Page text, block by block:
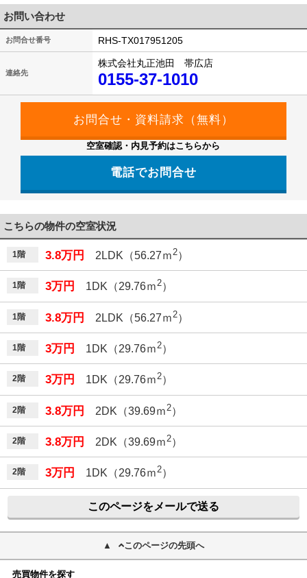
お問い合わせ
お問合せ番号 RHS-TX017951205
連絡先
株式会社丸正池田 帯広店
0155-37-1010
空室確認・内見予約はこちらから
電話でお問合せ
こちらの物件の空室状況
1階 3.8万円 2LDK（56.27ｍ2）
1階 3万円 1DK（29.76ｍ2）
1階 3.8万円 2LDK（56.27ｍ 2）
1階 3万円 1DK（29.76ｍ 2）
2階 3万円 1DK（29.76ｍ2）
2階 3.8万円 2DK（39.69ｍ 2）
2階 3.8万円 2DK（39.69ｍ 2）
2階 3万円 1DK（29.76ｍ2）
このページをメールで送る
このページの先頭へ
売買物件を探す